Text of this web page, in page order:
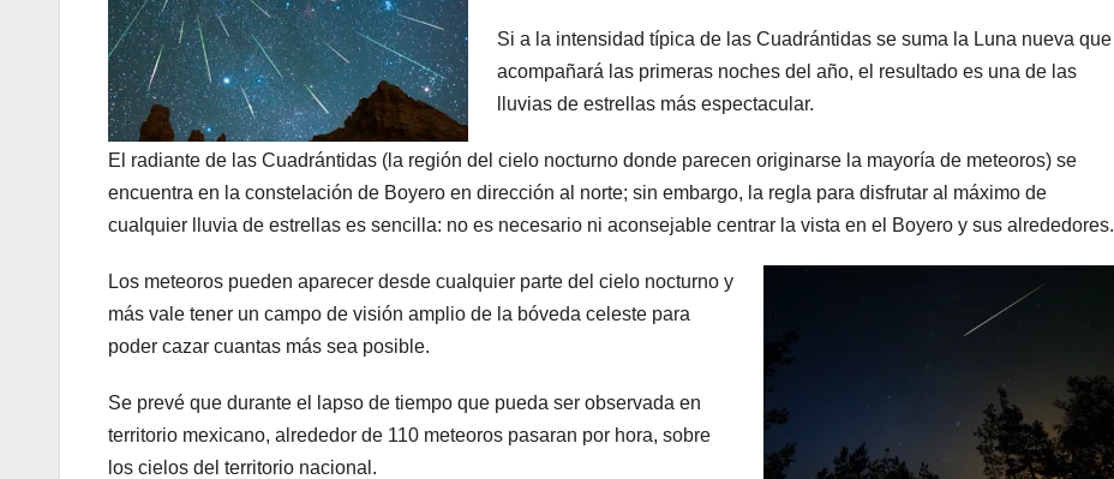
Si a la intensidad típica de las Cuadrántidas se suma la Luna nueva que
acompañará las primeras noches del año, el resultado es una de las
lluvias de estrellas más espectacular.
El radiante de las Cuadrántidas (la región del cielo nocturno donde parecen originarse la mayoría de meteoros) se
encuentra en la constelación de Boyero en dirección al norte; sin embargo, la regla para disfrutar al máximo de
cualquier lluvia de estrellas es sencilla: no es necesario ni aconsejable centrar la vista en el Boyero y sus alrededores.
Los meteoros pueden aparecer desde cualquier parte del cielo nocturno y
más vale tener un campo de visión amplio de la bóveda celeste para
poder cazar cuantas más sea posible.
Se prevé que durante el lapso de tiempo que pueda ser observada en
territorio mexicano, alrededor de 110 meteoros pasaran por hora, sobre
los cielos del territorio nacional.